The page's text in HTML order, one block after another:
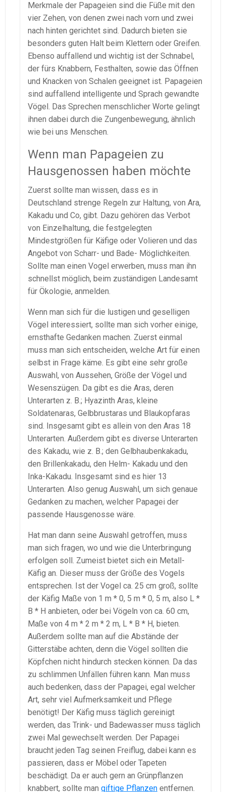
Merkmale der Papageien sind die Füße mit den
vier Zehen, von denen zwei nach vorn und zwei
nach hinten gerichtet sind. Dadurch bieten sie
besonders guten Halt beim Klettern oder Greifen.
Ebenso auffallend und wichtig ist der Schnabel,
der fürs Knabbern, Festhalten, sowie das Öffnen
und Knacken von Schalen geeignet ist. Papageien
sind auffallend intelligente und Sprach gewandte
Vögel. Das Sprechen menschlicher Worte gelingt
ihnen dabei durch die Zungenbewegung, ähnlich
wie bei uns Menschen.
Wenn man Papageien zu
Hausgenossen haben möchte
Zuerst sollte man wissen, dass es in
Deutschland strenge Regeln zur Haltung, von Ara,
Kakadu und Co, gibt. Dazu gehören das Verbot
von Einzelhaltung, die festgelegten
Mindestgrößen für Käfige oder Volieren und das
Angebot von Scharr- und Bade- Möglichkeiten.
Sollte man einen Vogel erwerben, muss man ihn
schnellst möglich, beim zuständigen Landesamt
für Ökologie, anmelden.
Wenn man sich für die lustigen und geselligen
Vögel interessiert, sollte man sich vorher einige,
ernsthafte Gedanken machen. Zuerst einmal
muss man sich entscheiden, welche Art für einen
selbst in Frage käme. Es gibt eine sehr große
Auswahl, von Aussehen, Größe der Vögel und
Wesenszügen. Da gibt es die Aras, deren
Unterarten z. B.; Hyazinth Aras, kleine
Soldatenaras, Gelbbrustaras und Blaukopfaras
sind. Insgesamt gibt es allein von den Aras 18
Unterarten. Außerdem gibt es diverse Unterarten
des Kakadu, wie z. B.; den Gelbhaubenkakadu,
den Brillenkakadu, den Helm- Kakadu und den
Inka-Kakadu. Insgesamt sind es hier 13
Unterarten. Also genug Auswahl, um sich genaue
Gedanken zu machen, welcher Papagei der
passende Hausgenosse wäre.
Hat man dann seine Auswahl getroffen, muss
man sich fragen, wo und wie die Unterbringung
erfolgen soll. Zumeist bietet sich ein Metall-
Käfig an. Dieser muss der Größe des Vogels
entsprechen. Ist der Vogel ca. 25 cm groß, sollte
der Käfig Maße von 1 m * 0, 5 m * 0, 5 m, also L *
B * H anbieten, oder bei Vögeln von ca. 60 cm,
Maße von 4 m * 2 m * 2 m, L * B * H, bieten.
Außerdem sollte man auf die Abstände der
Gitterstäbe achten, denn die Vögel sollten die
Köpfchen nicht hindurch stecken können. Da das
zu schlimmen Unfällen führen kann. Man muss
auch bedenken, dass der Papagei, egal welcher
Art, sehr viel Aufmerksamkeit und Pflege
benötigt! Der Käfig muss täglich gereinigt
werden, das Trink- und Badewasser muss täglich
zwei Mal gewechselt werden. Der Papagei
braucht jeden Tag seinen Freiflug, dabei kann es
passieren, dass er Möbel oder Tapeten
beschädigt. Da er auch gern an Grünpflanzen
knabbert, sollte man giftige Pflanzen entfernen.